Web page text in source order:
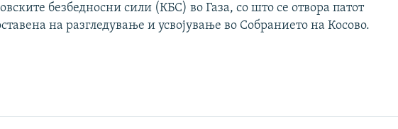
безбедносни сили (КБС) во Газа, со што се отвора патот
на разгледување и усвојување во Собранието на Косово.